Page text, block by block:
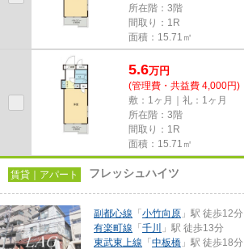
所在階：3階
間取り：1R
面積：15.71㎡
5.6万円
(管理費・共益費 4,000円)
敷：1ヶ月｜礼：1ヶ月
所在階：3階
間取り：1R
面積：15.71㎡
賃貸｜アパート フレッシュハイツ
副都心線 「 小竹向原 」駅 徒歩12分
有楽町線 「 千川
」駅 徒歩13分
東武東上線 「 中板橋 」駅 徒歩18分